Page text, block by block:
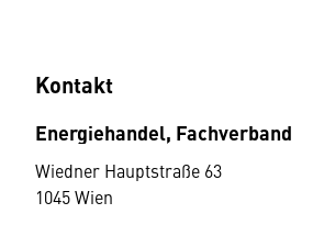
Kontakt
Energiehandel, Fachverband
Wiedner Hauptstraße 63
1045 Wien